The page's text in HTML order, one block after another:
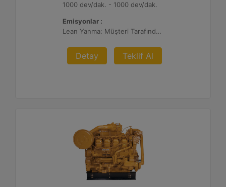
1000 dev/dak. - 1000 dev/dak.
Emisyonlar :
Lean Yanma: Müşteri Tarafından Sağlanan Atık Arıtma ile NSPS Saha Uyumluluğuna Sahiptir, 0,3 g ve 0,5 g/bhp-sa. NOx
Detay Teklif Al